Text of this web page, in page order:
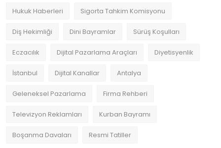
Hukuk Haberleri Sigorta Tahkim Komisyonu
Diş Hekimliği Dini Bayramlar Sürüş Koşulları
Eczacılık Dijital Pazarlama Araçları Diyetisyenlik
İstanbul Dijital Kanallar Antalya
Geleneksel Pazarlama Firma Rehberi
Televizyon Reklamları Kurban Bayramı
Boşanma Davaları Resmi Tatiller